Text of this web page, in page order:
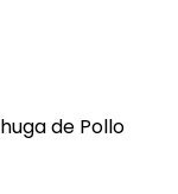
de Pollo